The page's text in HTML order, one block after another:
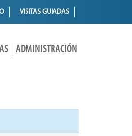
VISITAS GUIADAS
ADMINISTRACIÓN